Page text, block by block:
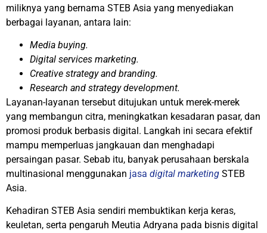
miliknya yang bernama STEB Asia yang menyediakan
berbagai layanan, antara lain:
Media buying.
Digital services marketing.
Creative strategy and branding.
Research and strategy development.
Layanan-layanan tersebut ditujukan untuk merek-merek
yang membangun citra, meningkatkan kesadaran pasar, dan
promosi produk berbasis digital. Langkah ini secara efektif
mampu memperluas jangkauan dan menghadapi
persaingan pasar. Sebab itu, banyak perusahaan berskala
multinasional menggunakan jasa digital marketing STEB
Asia.
Kehadiran STEB Asia sendiri membuktikan kerja keras,
keuletan, serta pengaruh Meutia Adryana pada bisnis digital